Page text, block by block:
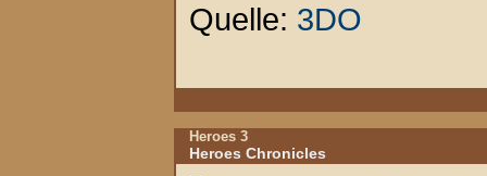
Quelle: 3DO
Heroes 3
Heroes Chronicles